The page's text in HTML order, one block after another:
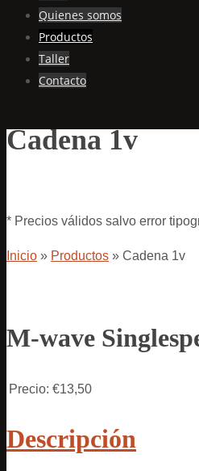
contenido
Quienes somos
Productos
Taller
Contacto
Cadena 1v
* Precios válidos salvo error
Inicio » Productos » Cadena 1v
M-wave
Precio: €13,50
Descripción